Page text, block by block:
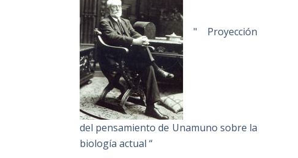
" Proyección
del pensamiento de Unamuno sobre la
biología actual “